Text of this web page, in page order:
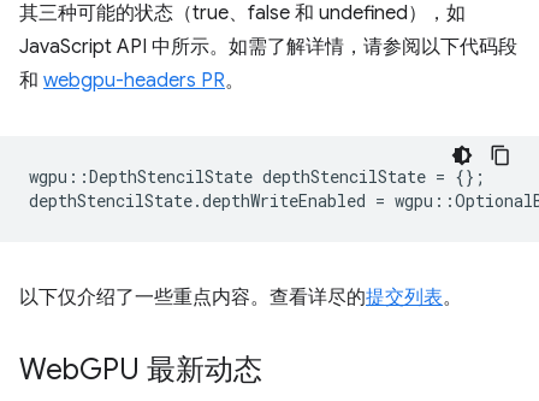
其三种可能的状态（true、false 和 undefined），如
JavaScript API 中所示。如需了解详情，请参阅以下代码段
和 webgpu-headers PR。
wgpu ::DepthStencilState depthStencilState = {};
depthStencilState.depthWriteEnabled = wgpu ::
以下仅介绍了一些重点内容。查看详尽的提交列表。
WebGPU 最新动态